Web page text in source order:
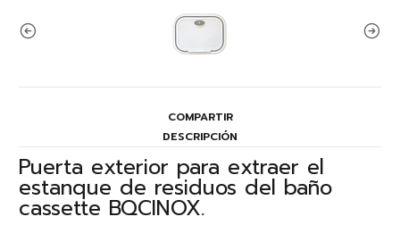
COMPARTIR
DESCRIPCIÓN
Puerta exterior para extraer el
estanque de residuos del baño
cassette BQCINOX.